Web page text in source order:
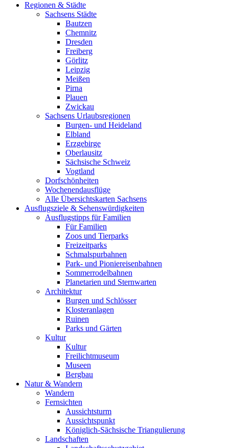
Regionen & Städte
Sachsens Städte
Bautzen
Chemnitz
Dresden
Freiberg
Görlitz
Leipzig
Meißen
Pirna
Plauen
Zwickau
Sachsens Urlaubsregionen
Burgen- und Heideland
Elbland
Erzgebirge
Oberlausitz
Sächsische Schweiz
Vogtland
Dorfschönheiten
Wochenendausflüge
Alle Übersichtskarten Sachsens
Ausflugsziele & Sehenswürdigkeiten
Ausflugstipps für Familien
Für Familien
Zoos und Tierparks
Freizeitparks
Schmalspurbahnen
Park- und Pioniereisenbahnen
Sommerrodelbahnen
Planetarien und Sternwarten
Architektur
Burgen und Schlösser
Klosteranlagen
Ruinen
Parks und Gärten
Kultur
Kultur
Freilichtmuseum
Museen
Bergbau
Natur & Wandern
Wandern
Fernsichten
Aussichtsturm
Aussichtspunkt
Königlich-Sächsische Triangulierung
Landschaften